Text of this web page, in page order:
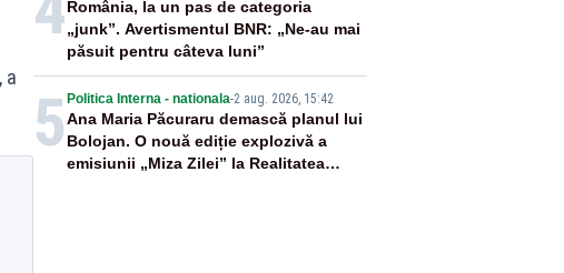
a
România, la un pas de categoria
„junk”. Avertismentul BNR: „Ne-au mai
păsuit pentru câteva luni”
5 Politica Interna - nationala-2 aug. 2026, 15:42
Ana Maria Păcuraru demască planul lui
Bolojan. O nouă ediție explozivă a
emisiunii „Miza Zilei” la Realitatea